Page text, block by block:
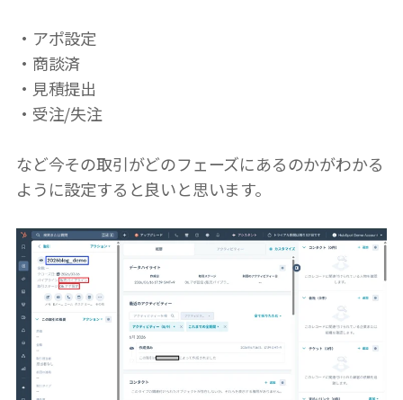
・アポ設定
・商談済
・見積提出
・受注/失注
など今その取引がどのフェーズにあるのかがわかる
ように設定すると良いと思います。